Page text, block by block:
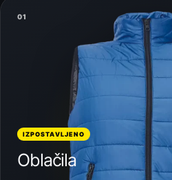
01
IZPOSTAVLJENO
Oblačila